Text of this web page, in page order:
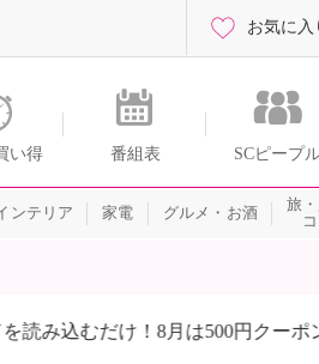
い得 番組表 SCピープ
お気に入
ンテリア 家電 グルメ・お酒
旅
むだけ！8月は500円クーポンを2